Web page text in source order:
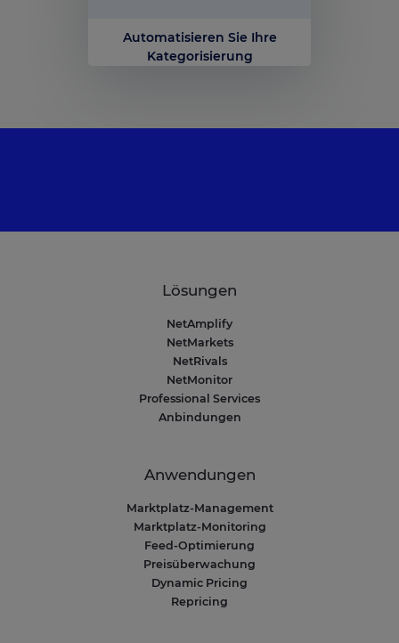
Automatisieren Sie Ihre
Kategorisierung
Lösungen
NetAmplify
NetMarkets
NetRivals
NetMonitor
Professional Services
Anbindungen
Anwendungen
Marktplatz-Management
Marktplatz-Monitoring
Feed-Optimierung
Preisüberwachung
Dynamic Pricing
Repricing